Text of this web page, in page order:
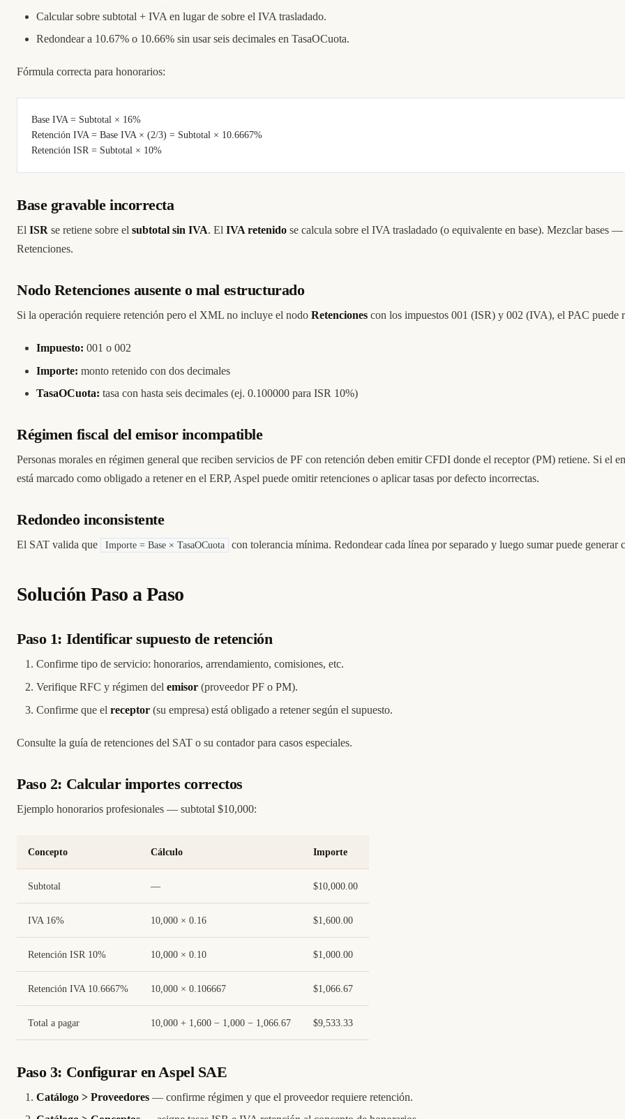
Calcular sobre subtotal + IVA en lugar de sobre el IVA trasladado.
Redondear a 10.67% o 10.66% sin usar seis decimales en TasaOCuota.
Fórmula correcta para honorarios:
Base IVA = Subtotal × 16%
Retención IVA = Base IVA × (2/3) = Subtotal × 10.6667%
Retención ISR = Subtotal × 10%
Base gravable incorrecta
El ISR se retiene sobre el subtotal sin IVA. El IVA retenido se calcula sobre el IVA trasladado (o equivalente en base). Mezclar
Retenciones.
Nodo Retenciones ausente o mal estructurado
Si la operación requiere retención pero el XML no incluye el nodo Retenciones con los impuestos 001 (ISR) y 002 (IVA), el PAC puede
Impuesto: 001 o 002
Importe: monto retenido con dos decimales
TasaOCuota: tasa con hasta seis decimales (ej. 0.100000 para ISR 10%)
Régimen fiscal del emisor incompatible
Personas morales en régimen general que reciben servicios de PF con retención deben emitir CFDI donde el receptor (PM) retiene. Si el
está marcado como obligado a retener en el ERP, Aspel puede omitir retenciones o aplicar tasas por defecto incorrectas.
Redondeo inconsistente
El SAT valida que Importe = Base × TasaOCuota con tolerancia mínima. Redondear cada línea por separado y luego sumar puede generar
Solución Paso a Paso
Paso 1: Identificar supuesto de retención
Confirme tipo de servicio: honorarios, arrendamiento, comisiones, etc.
Verifique RFC y régimen del emisor (proveedor PF o PM).
Confirme que el receptor (su empresa) está obligado a retener según el supuesto.
Consulte la guía de retenciones del SAT o su contador para casos especiales.
Paso 2: Calcular importes correctos
Ejemplo honorarios profesionales — subtotal $10,000:
Concepto Cálculo Importe
Subtotal — $10,000.00
IVA 16% 10,000 × 0.16 $1,600.00
Retención ISR 10% 10,000 × 0.10 $1,000.00
Retención IVA 10.6667% 10,000 × 0.106667 $1,066.67
Total a pagar 10,000 + 1,600 − 1,000 − 1,066.67 $9,533.33
Paso 3: Configurar en Aspel SAE
Catálogo > Proveedores — confirme régimen y que el proveedor requiere retención.